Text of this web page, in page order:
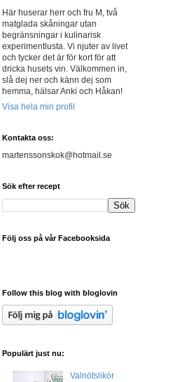
Här huserar herr och fru M, två
matglada skåningar utan
begränsningar i kulinarisk
experimentlusta. Vi njuter av livet
och tycker det är för kort för att
dricka husets vin. Välkommen in,
slå dej ner och känn dej som
hemma, hälsar Anki och Håkan!
Visa hela min profil
Kontakta oss:
martenssonskok@hotmail.se
Sök efter recept
Följ oss på vår Facebooksida
Follow this blog with bloglovin
Populärt just nu:
Valnötslikör